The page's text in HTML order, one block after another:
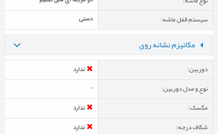
سیستم قفل ماشه: دستی
مکانیزم نشانه روی
دوربین: ندارد
نوع و مدل دوربین: -
مگسک: ندارد
شکاف درجه: ندارد